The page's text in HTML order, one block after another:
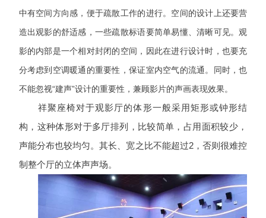
中有空间方向感，便于疏散工作的进行。空间的设计上还要营
造出观影的舒适感，一些疏散标语要简单易懂、清晰可见。观
影的内部是一个相对封闭的空间，因此在进行设计时，也要充
分考虑到空调暖通的重要性，保证室内空气的流通。同时，也
不能忽视“建声”设计的重要性，兼顾影片的声画表现效果。
祥聚座椅对于观影厅的体形一般采用矩形或钟形结
构，这种体形对于多厅排列，比较简单，占用面积较少，
声能分布也较均匀。其长、宽之比不能超过2，否则很难控
制整个厅的立体声声场。